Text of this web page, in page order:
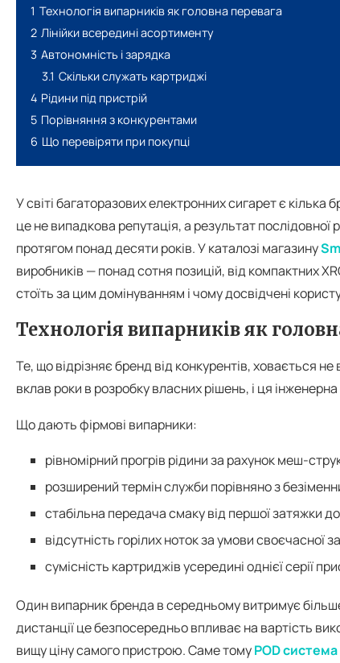
1 Технологія випарників як головна перевага
2 Лінійки всередині асортименту
3 Автономність і зарядка
3.1 Скільки служать картриджі
4 Рідини під пристрій
5 Порівняння з конкурентами
6 Що перевіряти при покупці
У світі багаторазових електронних сигарет є кілька
це не випадкова репутація, а результат
протягом понад десяти років. У каталозі магазину
виробників — понад сотня позицій, від компактних
стоїть за цим домінуванням і чому досвідчені
Технологія випарників як
Те, що відрізняє бренд від конкурентів, ховається
вклав роки в розробку власних рішень, і ця
Що дають фірмові випарники:
рівномірний прогрів рідини за рахунок меш-
розширений термін служби порівняно з
стабільна передача смаку від першої затяжки
відсутність горілих ноток за умови своєчасної
сумісність картриджів усередині однієї серії
Один випарник бренда в середньому витримує
дистанції це безпосередньо впливає на вартість
вищу ціну самого пристрою. Саме томуPOD